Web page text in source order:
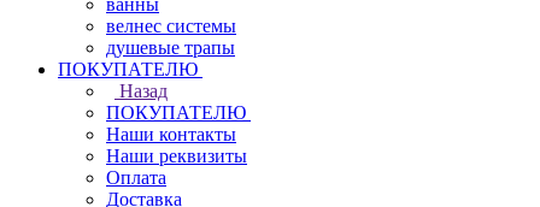
ванны
велнес системы
душевые трапы
ПОКУПАТЕЛЮ
Назад
ПОКУПАТЕЛЮ
Наши контакты
Наши реквизиты
Оплата
Доставка